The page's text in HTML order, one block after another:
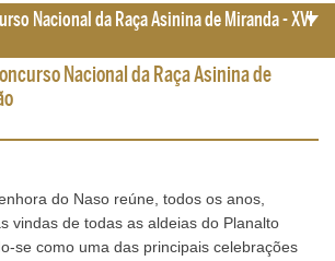
Nacional da Raça Asinina de
do Naso reúne, todos os anos,
vindas de todas as aldeias do Planalto
se como uma das principais celebrações
Nacional da Raça Asinina de Miranda - XVI